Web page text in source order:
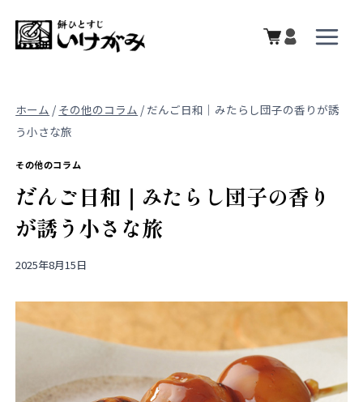
ホーム / その他のコラム / だんご日和｜みたらし団子の香りが誘
う小さな旅
その他のコラム
だんご日和｜みたらし団子の香り
が誘う小さな旅
2025年8月15日